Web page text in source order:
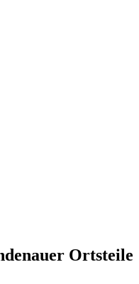
Ortsteile